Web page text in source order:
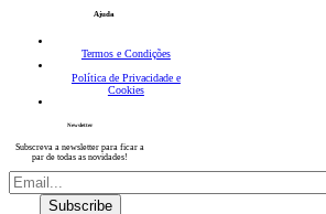
Ajuda
Termos e Condições
Política de Privacidade e
Cookies
Newsletter
Subscreva a newsletter para ficar a
par de todas as novidades!